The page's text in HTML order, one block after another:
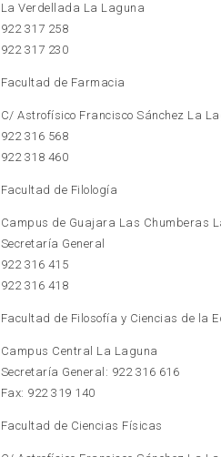
La Verdellada La Laguna
922 317 258
922 317 230
Facultad de Farmacia
C/ Astrofísico Francisco Sánchez La
922 316 568
922 318 460
Facultad de Filología
Campus de Guajara Las Chumberas
Secretaría General
922 316 415
922 316 418
Facultad de Filosofía y Ciencias de la
Campus Central La Laguna
Secretaría General: 922 316 616
Fax: 922 319 140
Facultad de Ciencias Físicas